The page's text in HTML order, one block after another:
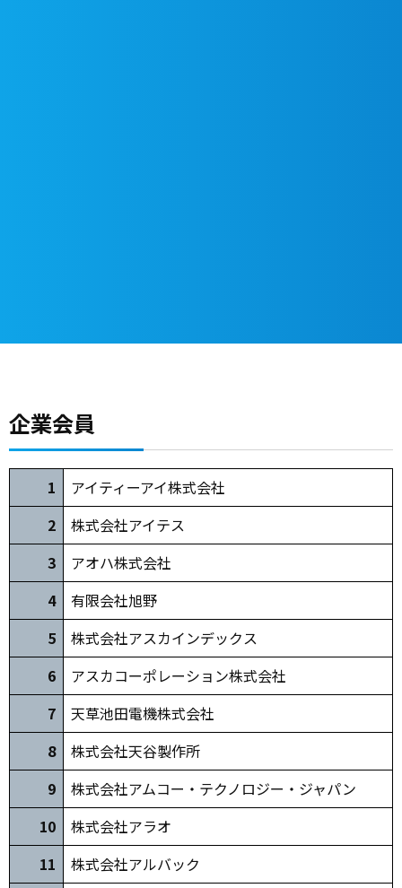
企業会員
1
アイティーアイ株式会社
2
株式会社アイテス
3
アオハ株式会社
4
有限会社旭野
5
株式会社アスカインデックス
6
アスカコーポレーション株式会社
7
天草池田電機株式会社
8
株式会社天谷製作所
9
株式会社アムコー・テクノロジー・ジャパン
10
株式会社アラオ
11
株式会社アルバック